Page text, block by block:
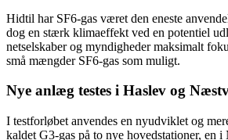
Hidtil har SF6-gas været den eneste
dog en stærk klimaeffekt ved en potentiel
netselskaber og myndigheder maksimalt
små mængder SF6-gas som muligt.
Nye anlæg testes i Haslev og
I testforløbet anvendes en nyudviklet og
kaldet G3-gas på to nye hovedstationer, en